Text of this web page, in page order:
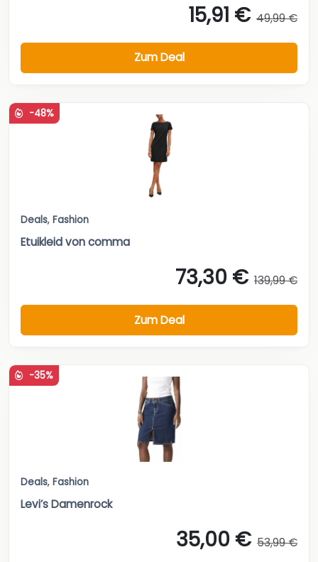
15,91 € 49,99 €
Zum Deal
-48%
Deals, Fashion
Etuikleid von comma
73,30 € 139,99 €
Zum Deal
-35%
Deals, Fashion
Levi’s Damenrock
35,00 € 53,99 €